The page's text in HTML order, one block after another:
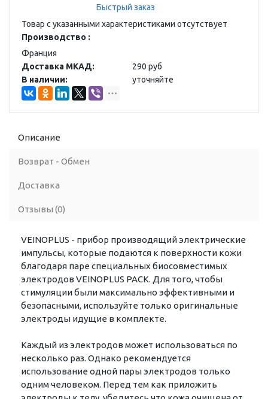
Быстрый заказ
Товар с указанными характеристиками отсутствует
Производство :
Франция
Доставка МКАД:
290 руб
В наличии:
уточняйте
Описание
Возврат - Обмен
Доставка
Отзывы (0)
VEINOPLUS - прибор производящий электрические
импульсы, которые подаются к поверхности кожи
благодаря паре специальных биосовместимых
электродов VEINOPLUS PACK. Для того, чтобы
стимуляции были максимально эффективными и
безопасными, используйте только оригинальные
электроды идущие в комплекте.
Каждый из электродов может использоваться по
несколько раз. Однако рекомендуется
использование одной пары электродов только
одним человеком. Перед тем как приложить